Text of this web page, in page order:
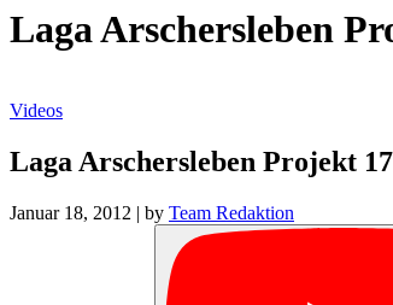
Laga Arschersleben
Videos
Laga Arschersleben Projekt
Januar 18, 2012 | by Team Redaktion